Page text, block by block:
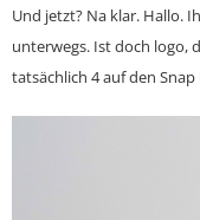
Und jetzt? Na klar. Hallo.
unterwegs. Ist doch logo,
tatsächlich 4 auf den